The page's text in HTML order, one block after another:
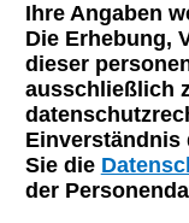
Ihre Angaben
Die Erhebung,
dieser
ausschließlich
Einverständnis
Sie die
der